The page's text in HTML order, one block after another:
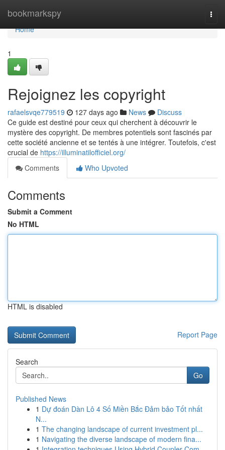
bookmarkspy
Home
Home
1
Rejoignez les copyright
rafaelsvqe779519 127 days ago News
Discuss
Ce guide est destiné pour ceux qui cherchent à découvrir le
mystère des copyright. De membres potentiels sont fascinés par
cette société ancienne et se tentés à une intégrer. Toutefois, c'est
crucial de https://illuminatilofficiel.org/
Comments
Who Upvoted
Comments
Submit a Comment
No HTML
HTML is disabled
Report Page
Search
Go
Published News
1 Dự đoán Dàn Lô 4 Số Miền Bắc Đảm bảo Tốt nhất
N...
1 The changing landscape of current investment pl...
1 Navigating the diverse landscape of modern fina...